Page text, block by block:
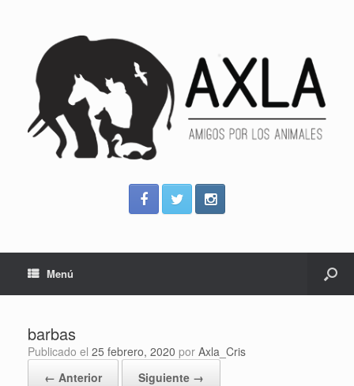
Menú
barbas
Publicado el 25 febrero, 2020 por Axla_Cris
← Anterior
Siguiente →